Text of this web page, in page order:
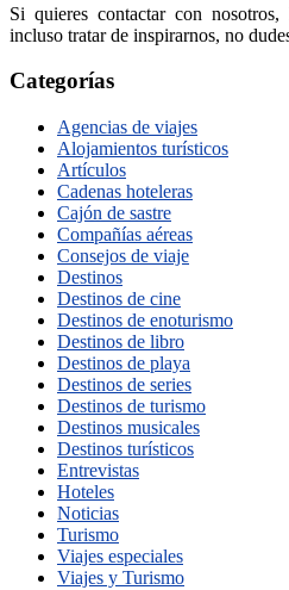
Si quieres contactar con nosotros,
incluso tratar de inspirarnos, no
Categorías
Agencias de viajes
Alojamientos turísticos
Artículos
Cadenas hoteleras
Cajón de sastre
Compañías aéreas
Consejos de viaje
Destinos
Destinos de cine
Destinos de enoturismo
Destinos de libro
Destinos de playa
Destinos de series
Destinos de turismo
Destinos musicales
Destinos turísticos
Entrevistas
Hoteles
Noticias
Turismo
Viajes especiales
Viajes y Turismo